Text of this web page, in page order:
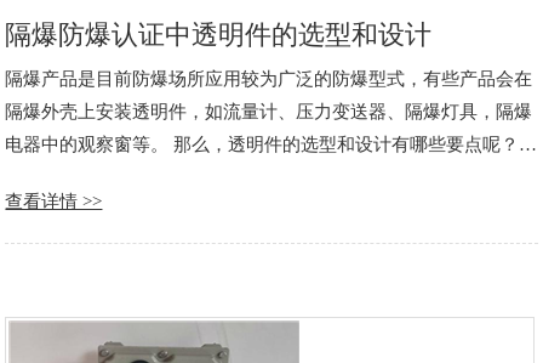
隔爆防爆认证中透明件的选型和设计
隔爆产品是目前防爆场所应用较为广泛的防爆型式，有些产品会在
隔爆外壳上安装透明件，如流量计、压力变送器、隔爆灯具，隔爆
电器中的观察窗等。 那么，透明件的选型和设计有哪些要点呢？
产品透明件，性能稳定，可靠，耐高温，透光性好。主要常用的
玻……
查看详情 >>